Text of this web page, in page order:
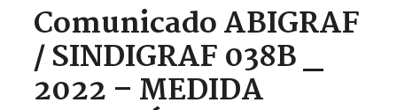
Comunicado ABIGRAF
/ SINDIGRAF 038B _
2022 – MEDIDA